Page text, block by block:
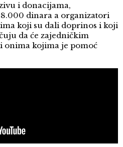
i donacijama,
dinara a organizatori
koji su dali doprinos i koji
da će zajedničkim
onima kojima je pomoć